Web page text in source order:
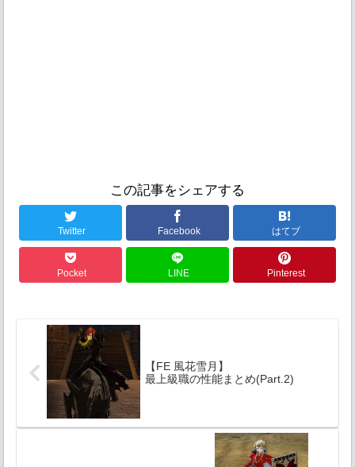
この記事をシェアする
Twitter Facebook はてブ
Pocket LINE Pinterest
【FE 風花雪月】
最上級職の性能まとめ(Part.2)